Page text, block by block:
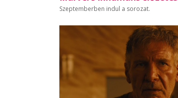
Szeptemberben indul a sorozat.